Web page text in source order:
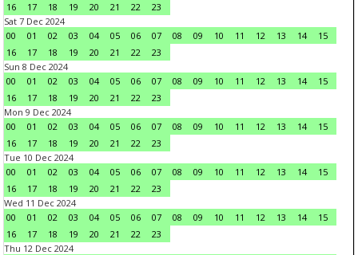
16
17 18 19 20 21 22
23
Sat 7 Dec 2024
00
01 02 03 04 05 06 07 08 09 10 11 12 13 14
15
16
17 18 19 20 21 22
23
Sun 8 Dec 2024
00
01 02 03 04 05 06 07 08 09 10 11 12 13 14
15
16
17 18 19 20 21 22
23
Mon 9 Dec 2024
00
01 02 03 04 05 06 07 08 09 10 11 12 13 14
15
16
17 18 19 20 21 22
23
Tue 10 Dec 2024
00
01 02 03 04 05 06 07 08 09 10 11 12 13 14
15
16
17 18 19 20 21 22
23
Wed 11 Dec 2024
00
01 02 03 04 05 06 07 08 09 10 11 12 13 14
15
16
17 18 19 20 21 22
23
Thu 12 Dec 2024